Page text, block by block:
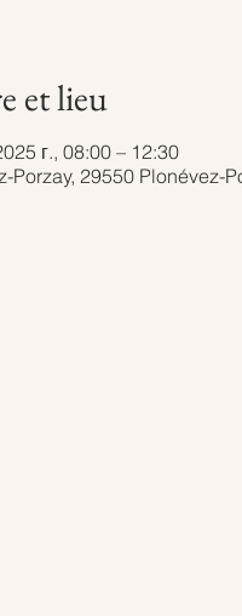
et lieu
г., 08:00 – 12:30
Porzay, 29550 Plonévez-